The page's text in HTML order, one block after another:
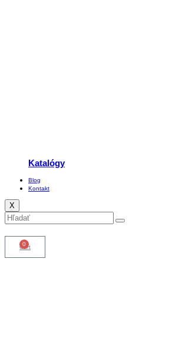
Katalógy
Blog
Kontakt
X
0
Cart